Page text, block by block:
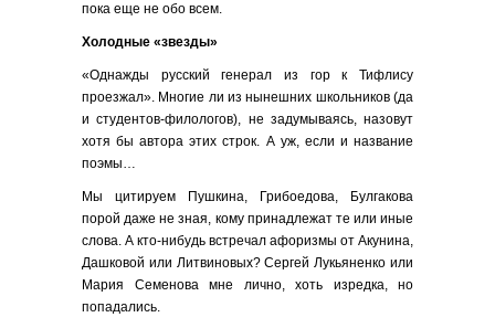
пока еще не обо всем.
Холодные «звезды»
«Однажды русский генерал из гор к Тифлису
проезжал». Многие ли из нынешних школьников (да
и студентов-филологов), не задумываясь, назовут
хотя бы автора этих строк. А уж, если и название
поэмы…
Мы цитируем Пушкина, Грибоедова, Булгакова
порой даже не зная, кому принадлежат те или иные
слова. А кто-нибудь встречал афоризмы от Акунина,
Дашковой или Литвиновых? Сергей Лукьяненко или
Мария Семенова мне лично, хоть изредка, но
попадались.